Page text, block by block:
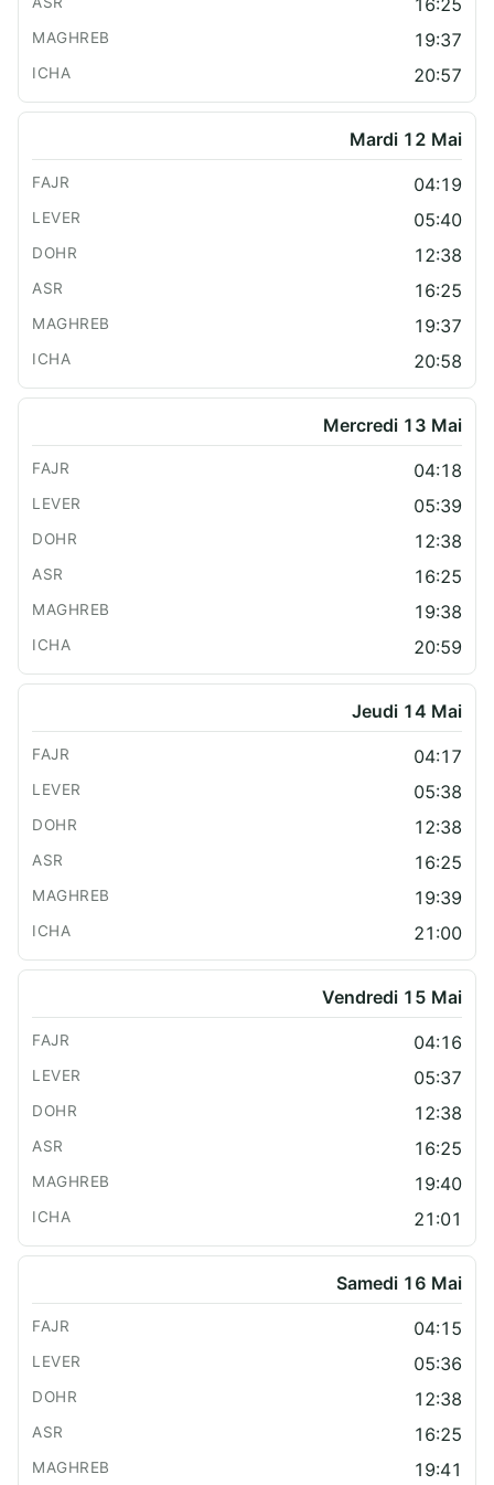
19:37
20:57
Mardi 12 Mai
04:19
05:40
12:38
16:25
19:37
20:58
Mercredi 13 Mai
04:18
05:39
12:38
16:25
19:38
20:59
Jeudi 14 Mai
04:17
05:38
12:38
16:25
19:39
21:00
Vendredi 15 Mai
04:16
05:37
12:38
16:25
19:40
21:01
Samedi 16 Mai
04:15
05:36
12:38
16:25
19:41